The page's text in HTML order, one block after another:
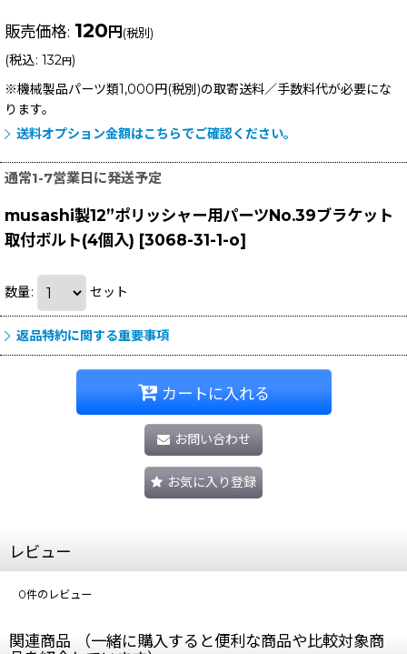
販売価格: 120 円 (税別)
(税込: 132円)
※機械製品パーツ類1,000円(税別)の取寄送料／手数料代が必要にな
ります。
送料オプション金額はこちらでご確認ください。
通常1-7営業日に発送予定
musashi製12”ポリッシャー用パーツNo.39ブラケット
取付ボルト(4個入) [3068-31-1-o]
数量: セット
返品特約に関する重要事項
カートに入れる
お問い合わせ
お気に入り登録
レビュー
0件のレビュー
関連商品 （一緒に購入すると便利な商品や比較対象商